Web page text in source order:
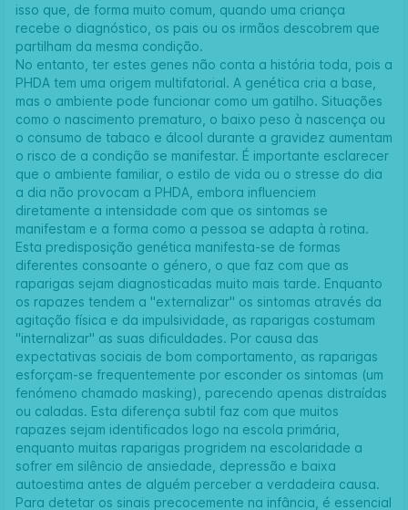
isso que, de forma muito comum, quando uma criança
recebe o diagnóstico, os pais ou os irmãos descobrem que
partilham da mesma condição.
No entanto, ter estes genes não conta a história toda, pois a
PHDA tem uma origem multifatorial. A genética cria a base,
mas o ambiente pode funcionar como um gatilho. Situações
como o nascimento prematuro, o baixo peso à nascença ou
o consumo de tabaco e álcool durante a gravidez aumentam
o risco de a condição se manifestar. É importante esclarecer
que o ambiente familiar, o estilo de vida ou o stresse do dia
a dia não provocam a PHDA, embora influenciem
diretamente a intensidade com que os sintomas se
manifestam e a forma como a pessoa se adapta à rotina.
Esta predisposição genética manifesta-se de formas
diferentes consoante o género, o que faz com que as
raparigas sejam diagnosticadas muito mais tarde. Enquanto
os rapazes tendem a "externalizar" os sintomas através da
agitação física e da impulsividade, as raparigas costumam
"internalizar" as suas dificuldades. Por causa das
expectativas sociais de bom comportamento, as raparigas
esforçam-se frequentemente por esconder os sintomas (um
fenómeno chamado masking), parecendo apenas distraídas
ou caladas. Esta diferença subtil faz com que muitos
rapazes sejam identificados logo na escola primária,
enquanto muitas raparigas progridem na escolaridade a
sofrer em silêncio de ansiedade, depressão e baixa
autoestima antes de alguém perceber a verdadeira causa.
Para detetar os sinais precocemente na infância, é essencial